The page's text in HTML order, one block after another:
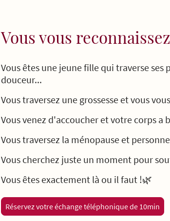
Vous vous
Vous êtes une jeune fille qui traverse
douceur...
Vous traversez une grossesse et vous
Vous venez d'accoucher et votre corps a
Vous traversez la ménopause et
Vous cherchez juste un moment pour
Vous êtes exactement là ou il faut !🌿
Réservez votre échange téléphonique de 10min